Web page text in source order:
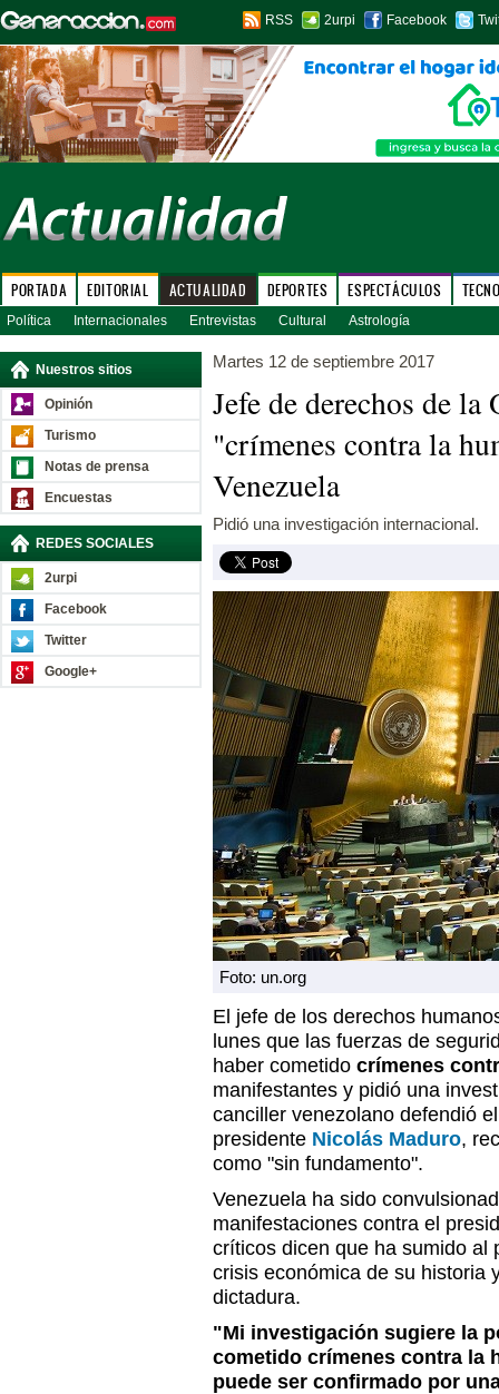
RSS 2urpi Facebook
PORTADA EDITORIAL ACTUALIDAD DEPORTES ESPECTÁCULOS
Política Internacionales Entrevistas Cultural Astrología
Nuestros sitios
Opinión
Turismo
Notas de prensa
Encuestas
REDES SOCIALES
2urpi
Facebook
Twitter
Google+
Martes 12 de septiembre 2017
Jefe de derechos de
"crímenes contra la
Venezuela
Pidió una investigación internacional.
Foto: un.org
El jefe de los derechos
lunes que las fuerzas de
haber cometido crímenes
manifestantes y pidió una
canciller venezolano defendió
presidente Nicolás Maduro,
como "sin fundamento".
Venezuela ha sido
manifestaciones contra el
críticos dicen que ha sumido al
crisis económica de su historia
dictadura.
"Mi investigación sugiere la
cometido crímenes contra la
puede ser confirmado por